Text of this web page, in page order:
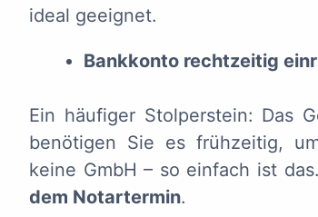
ideal geeignet.
Bankkonto rechtzeitig
Ein häufiger Stolperstein: Das
benötigen Sie es frühzeitig,
keine GmbH – so einfach ist
dem Notartermin.